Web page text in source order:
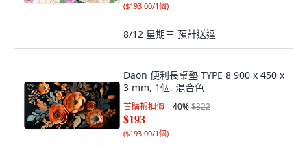
($193.00/1個)
8/12 星期三 預計送達
Daon 便利長桌墊 TYPE 8 900 x 450 x
3 mm, 1個, 混合色
首購折扣價 40%$322
$193
($193.00/1個)